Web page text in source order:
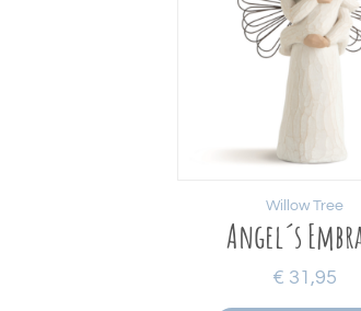
Angel´s
€ 31,95
Willow Tree